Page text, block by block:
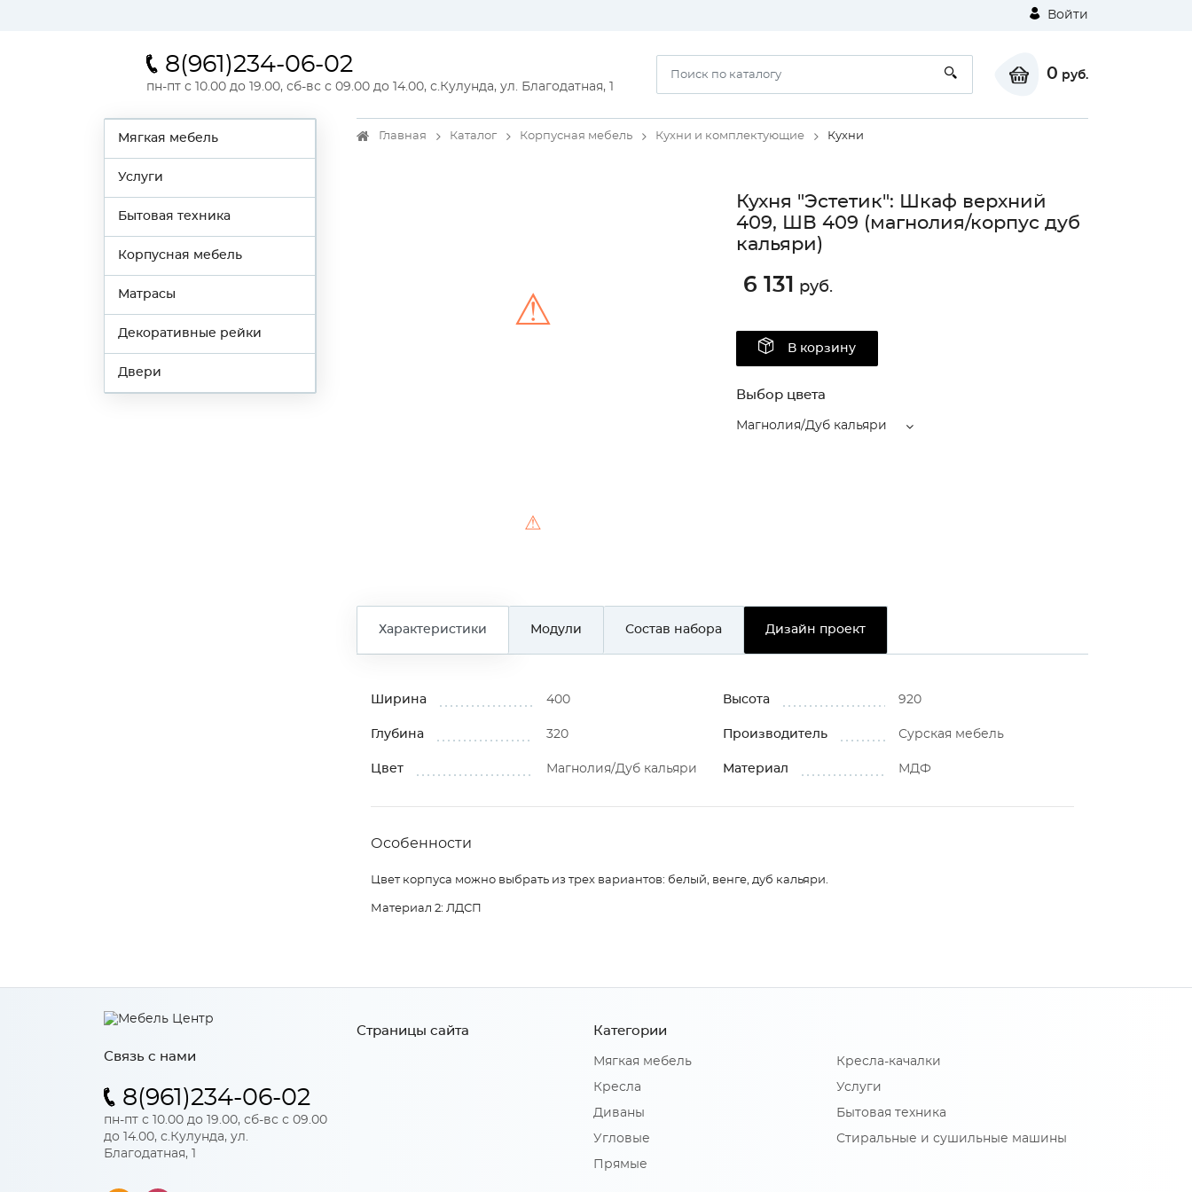
Войти
8(961)234-06-02
пн-пт с 10.00 до 19.00, сб-вс с 09.00 до 14.00, с.Кулунда, ул. Благодатная, 1
0 руб.
Мягкая мебель
Услуги
Бытовая техника
Корпусная мебель
Матрасы
Декоративные рейки
Двери
Главная Каталог Корпусная мебель Кухни и комплектующие Кухни
⚠
⚠
Кухня "Эстетик": Шкаф верхний
409, ШВ 409 (магнолия/корпус дуб
кальяри)
6 131 руб.
В корзину
Выбор цвета
Магнолия/Дуб кальяри
Характеристики Модули Состав набора Дизайн проект
Ширина 400 Высота 920
Глубина 320 Производитель Сурская мебель
Цвет Магнолия/Дуб кальяри Материал МДФ
Особенности
Цвет корпуса можно выбрать из трех вариантов: белый, венге, дуб кальяри.
Материал 2: ЛДСП
Связь с нами
8(961)234-06-02
пн-пт с 10.00 до 19.00, сб-вс с 09.00
до 14.00, с.Кулунда, ул.
Благодатная, 1
Страницы сайта Категории
Мягкая мебель
Кресла
Диваны
Угловые
Прямые
Кресла-качалки
Услуги
Бытовая техника
Стиральные и сушильные машины